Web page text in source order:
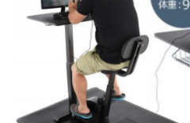
EduTech
生成式AI與雲端應用
Enterprise Digital Transformation